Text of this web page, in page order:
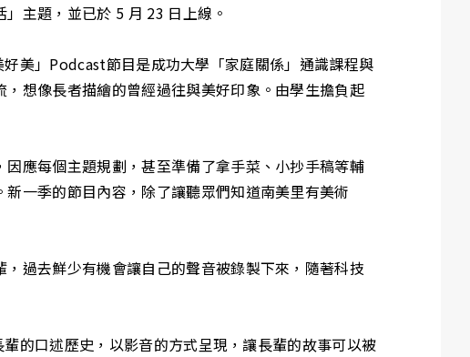
主題，並已於 5 月 23 日上線。
美」Podcast節目是成功大學「家庭關係」通識課程與
想像長者描繪的曾經過往與美好印象。由學生擔負起
應每個主題規劃，甚至準備了拿手菜、小抄手稿等輔
一季的節目內容，除了讓聽眾們知道南美里有美術
過去鮮少有機會讓自己的聲音被錄製下來，隨著科技
的口述歷史，以影音的方式呈現，讓長輩的故事可以被